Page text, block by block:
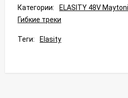
Категории:
ELASITY 48V
Гибкие треки
Теги: Elasity